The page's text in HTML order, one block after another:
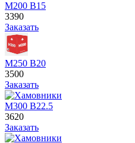
М200 В15
3390
Заказать
М250 В20
3500
Заказать
М300 В22.5
3620
Заказать